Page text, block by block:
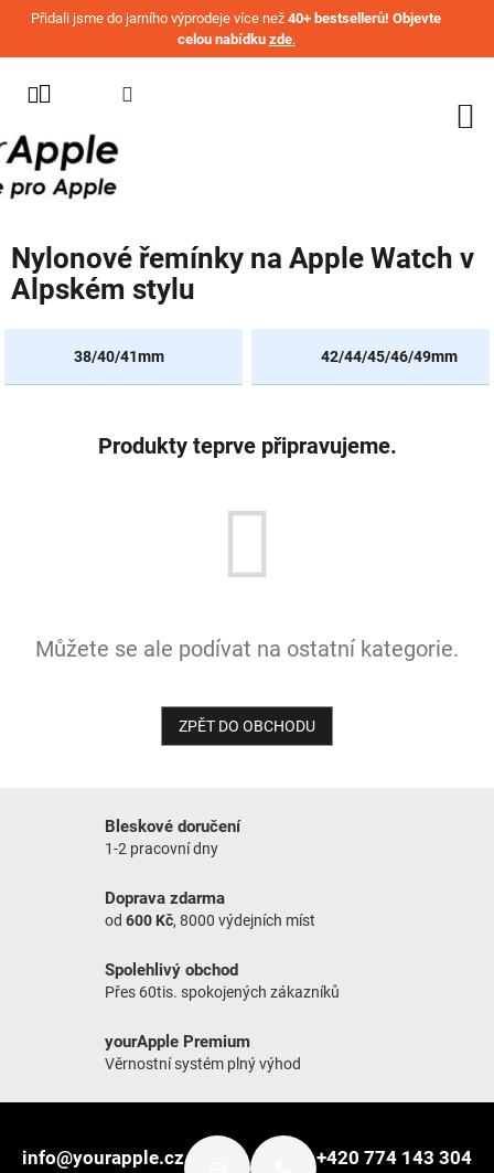
Přejít na obsah
Přidali jsme do jarního výprodeje více než 40+ bestsellerů! Objevte
celou nabídku zde.
IPHONE
MACBOOK
AIRPODS
AIRTAG
Nylonové řemínky na Apple Watch v
Alpském stylu
38/40/41mm 42/44/45/46/49mm
Produkty teprve připravujeme.
Můžete se ale podívat na ostatní kategorie.
ZPĚT DO OBCHODU
Bleskové doručení
1-2 pracovní dny
Doprava zdarma
od 600 Kč, 8000 výdejních míst
Spolehlivý obchod
Přes 60tis. spokojených zákazníků
yourApple Premium
Věrnostní systém plný výhod
info@yourapple.cz +420 774 143 304